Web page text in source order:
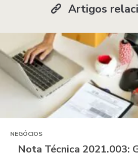
Artigos
NEGÓCIOS
Nota Técnica 2021.003: